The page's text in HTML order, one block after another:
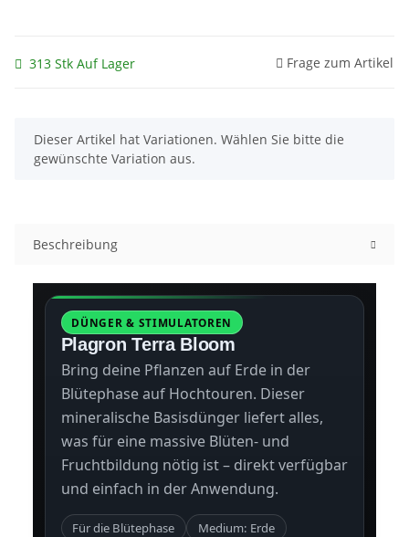
313 Stk Auf Lager Frage zum Artikel
x
Dieser Artikel hat Variationen. Wählen Sie bitte die
gewünschte Variation aus.
Beschreibung
DÜNGER & STIMULATOREN
Plagron Terra Bloom
Bring deine Pflanzen auf Erde in der
Blütephase auf Hochtouren. Dieser
mineralische Basisdünger liefert alles,
was für eine massive Blüten- und
Fruchtbildung nötig ist – direkt verfügbar
und einfach in der Anwendung.
Für die Blütephase
Medium: Erde